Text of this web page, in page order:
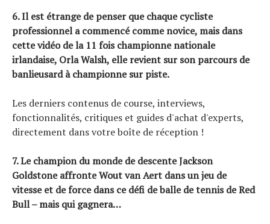
6. Il est étrange de penser que chaque cycliste
professionnel a commencé comme novice, mais dans
cette vidéo de la 11 fois championne nationale
irlandaise, Orla Walsh, elle revient sur son parcours de
banlieusard à championne sur piste.
Les derniers contenus de course, interviews,
fonctionnalités, critiques et guides d'achat d'experts,
directement dans votre boîte de réception !
7. Le champion du monde de descente Jackson
Goldstone affronte Wout van Aert dans un jeu de
vitesse et de force dans ce défi de balle de tennis de Red
Bull – mais qui gagnera…